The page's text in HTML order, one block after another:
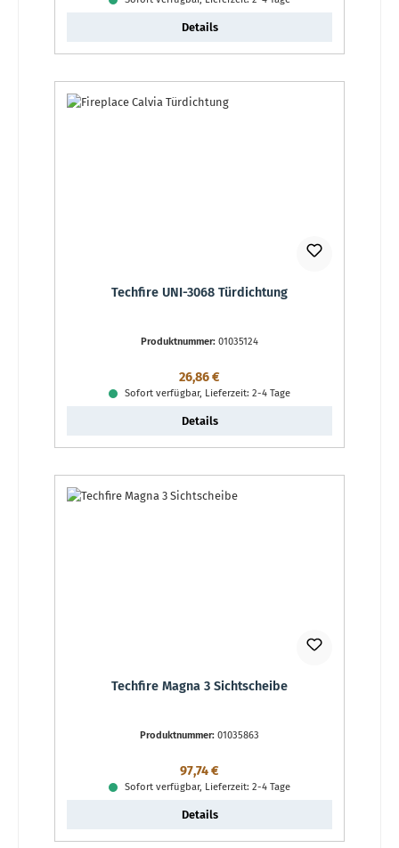
Details
Techfire UNI-3068 Türdichtung
Produktnummer: 01035124
Regulärer Preis:
26,86 €
Sofort verfügbar, Lieferzeit: 2-4 Tage
Details
Techfire Magna 3 Sichtscheibe
Produktnummer: 01035863
Regulärer Preis:
97,74 €
Sofort verfügbar, Lieferzeit: 2-4 Tage
Details